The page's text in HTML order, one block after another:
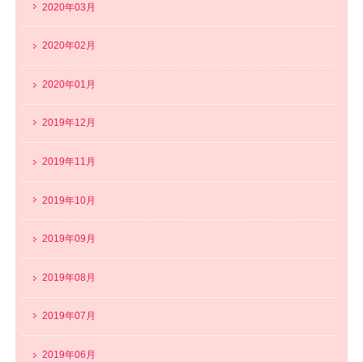
2020年03月
2020年02月
2020年01月
2019年12月
2019年11月
2019年10月
2019年09月
2019年08月
2019年07月
2019年06月